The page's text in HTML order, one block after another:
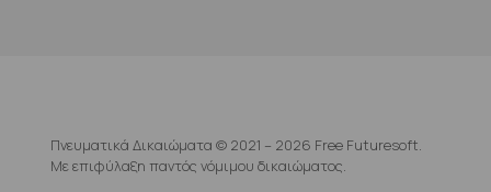
Πνευματικά Δικαιώματα © 2021 – 2026 Free Futuresoft.
Με επιφύλαξη παντός νόμιμου δικαιώματος.